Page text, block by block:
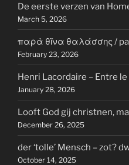
De eerste verzen van
March 5, 2026
παρὰ θῖνα θαλάσσης /
February 23, 2026
Henri Lacordaire – Entre
January 28, 2026
Looft God gij christnen,
December 26, 2025
der ‘tolle’ Mensch – zot?
October 14, 2025